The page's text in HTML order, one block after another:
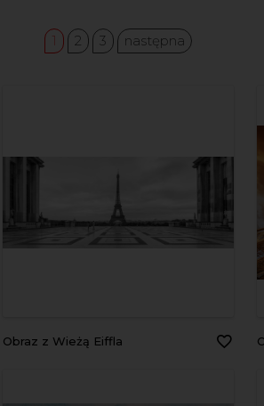
1 2 3 następna
Obraz z Wieżą Eiffla